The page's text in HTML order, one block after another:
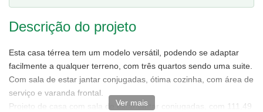
Descrição do projeto
Esta casa térrea tem um modelo versátil, podendo se adaptar
facilmente a qualquer terreno, com três quartos sendo uma suite.
Com sala de estar jantar conjugadas, ótima cozinha, com área de
serviço e varanda frontal.
Projeto de casa com sala de estar/jantar conjugadas, com 111,49
Ver mais